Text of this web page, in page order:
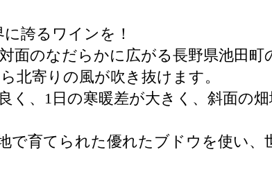
誇るワインを！
面のなだらかに広がる長野県池田町
北寄りの風が吹き抜けます。
く、1日の寒暖差が大きく、斜面の
で育てられた優れたブドウを使い